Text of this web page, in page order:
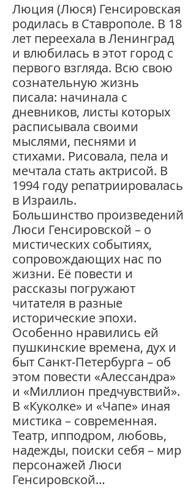
Люция (Люся) Генсировская
родилась в Ставрополе. В 18
лет переехала в Ленинград
и влюбилась в этот город с
первого взгляда. Всю свою
сознательную жизнь
писала: начинала с
дневников, листы которых
расписывала своими
мыслями, песнями и
стихами. Рисовала, пела и
мечтала стать актрисой. В
1994 году репатриировалась
в Израиль.
Большинство произведений
Люси Генсировской – о
мистических событиях,
сопровождающих нас по
жизни. Её повести и
рассказы погружают
читателя в разные
исторические эпохи.
Особенно нравились ей
пушкинские времена, дух и
быт Санкт-Петербурга – об
этом повести «Алессандра»
и «Миллион предчувствий».
В «Куколке» и «Чапе» иная
мистика – современная.
Театр, ипподром, любовь,
надежды, поиски себя – мир
персонажей Люси
Генсировской…